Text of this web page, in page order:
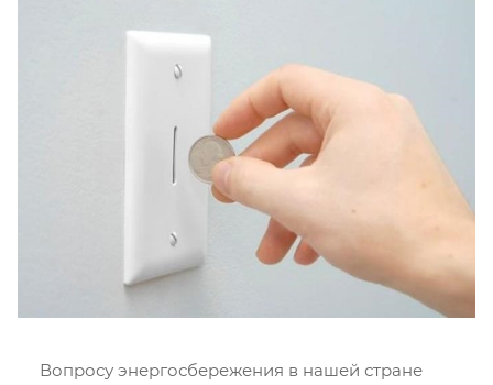
Вопросу энергосбережения в нашей стране